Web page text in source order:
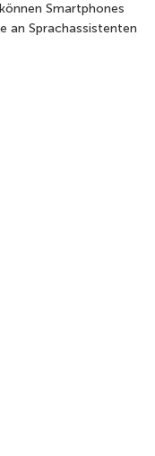
Smartphones
an Sprachassistenten